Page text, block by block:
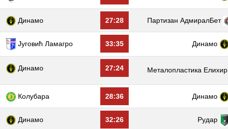
Динамо 27:28 Партизан АдмиралБет
Југовић Ламагро 33:35 Динамо
Динамо 27:24 Металопластика Елиxир
Колубара 28:36 Динамо
Динамо 32:26 Рудар